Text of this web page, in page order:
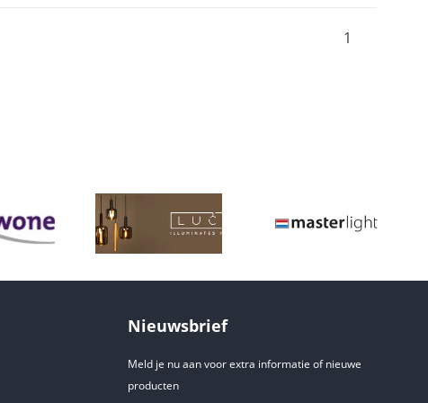
1
Nieuwsbrief
Meld je nu aan voor extra informatie of nieuwe
producten